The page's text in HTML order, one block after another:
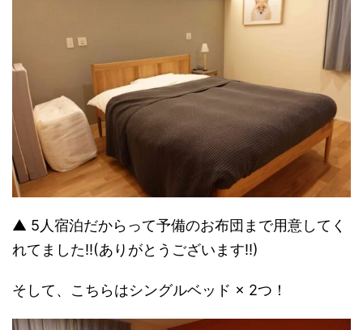
▲ 5人宿泊だからって予備のお布団まで用意してく
れてました!!(ありがとうございます!!)
そして、こちらはシングルベッド × 2つ！